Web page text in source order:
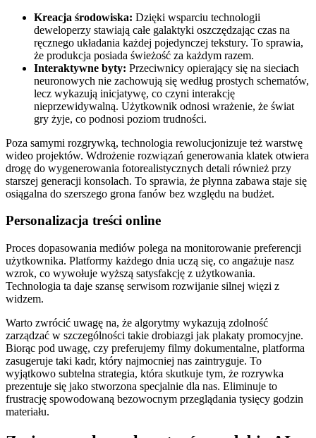
Kreacja środowiska: Dzięki wsparciu technologii
deweloperzy stawiają całe galaktyki oszczędzając czas na
ręcznego układania każdej pojedynczej tekstury. To sprawia,
że produkcja posiada świeżość za każdym razem.
Interaktywne byty: Przeciwnicy opierający się na sieciach
neuronowych nie zachowują się według prostych schematów,
lecz wykazują inicjatywę, co czyni interakcję
nieprzewidywalną. Użytkownik odnosi wrażenie, że świat
gry żyje, co podnosi poziom trudności.
Poza samymi rozgrywką, technologia rewolucjonizuje też warstwę
wideo projektów. Wdrożenie rozwiązań generowania klatek otwiera
drogę do wygenerowania fotorealistycznych detali również przy
starszej generacji konsolach. To sprawia, że płynna zabawa staje się
osiągalna do szerszego grona fanów bez względu na budżet.
Personalizacja treści online
Proces dopasowania mediów polega na monitorowanie preferencji
użytkownika. Platformy każdego dnia uczą się, co angażuje nasz
wzrok, co wywołuje wyższą satysfakcję z użytkowania.
Technologia ta daje szansę serwisom rozwijanie silnej więzi z
widzem.
Warto zwrócić uwagę na, że algorytmy wykazują zdolność
zarządzać w szczególności takie drobiazgi jak plakaty promocyjne.
Biorąc pod uwagę, czy preferujemy filmy dokumentalne, platforma
zasugeruje taki kadr, który najmocniej nas zaintryguje. To
wyjątkowo subtelna strategia, która skutkuje tym, że rozrywka
prezentuje się jako stworzona specjalnie dla nas. Eliminuje to
frustrację spowodowaną bezowocnym przeglądania tysięcy godzin
materiału.